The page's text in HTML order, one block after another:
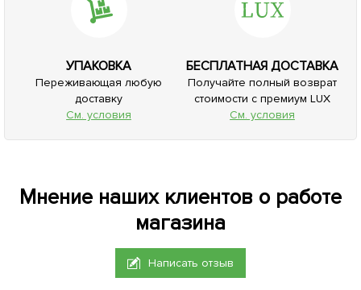
УПАКОВКА
Переживающая любую
доставку
См. условия
БЕСПЛАТНАЯ ДОСТАВКА
Получайте полный возврат
стоимости с премиум LUX
См. условия
Мнение наших клиентов о работе
магазина
Написать отзыв